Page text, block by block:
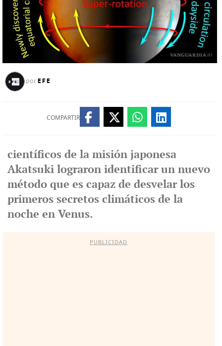
por EFE
COMPARTIR
científicos de la misión japonesa
Akatsuki lograron identificar un nuevo
método que es capaz de desvelar los
primeros secretos climáticos de la
noche en Venus.
PUBLICIDAD